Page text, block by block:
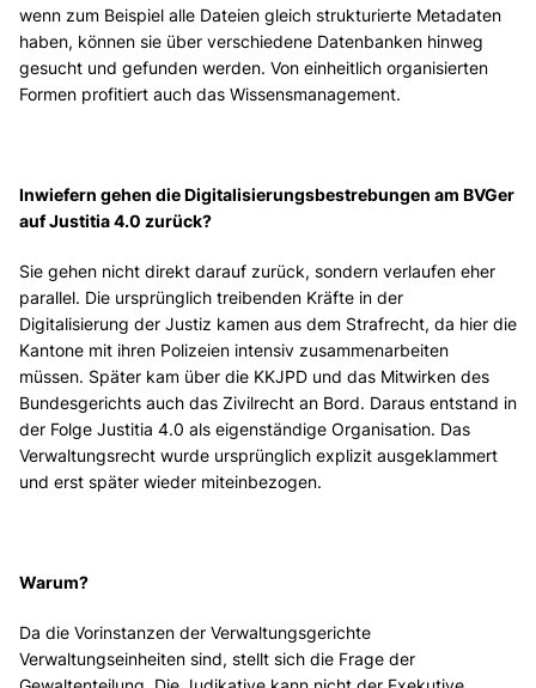
wenn zum Beispiel alle Dateien gleich strukturierte Metadaten
haben, können sie über verschiedene Datenbanken hinweg
gesucht und gefunden werden. Von einheitlich organisierten
Formen profitiert auch das Wissensmanagement.
Inwiefern gehen die Digitalisierungsbestrebungen am BVGer
auf Justitia 4.0 zurück?
Sie gehen nicht direkt darauf zurück, sondern verlaufen eher
parallel. Die ursprünglich treibenden Kräfte in der
Digitalisierung der Justiz kamen aus dem Strafrecht, da hier die
Kantone mit ihren Polizeien intensiv zusammenarbeiten
müssen. Später kam über die KKJPD und das Mitwirken des
Bundesgerichts auch das Zivilrecht an Bord. Daraus entstand in
der Folge Justitia 4.0 als eigenständige Organisation. Das
Verwaltungsrecht wurde ursprünglich explizit ausgeklammert
und erst später wieder miteinbezogen.
Warum?
Da die Vorinstanzen der Verwaltungsgerichte
Verwaltungseinheiten sind, stellt sich die Frage der